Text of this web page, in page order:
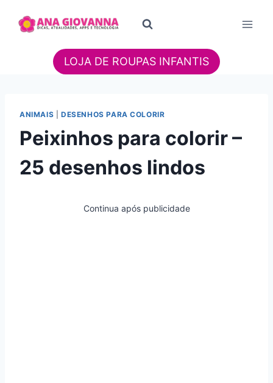
para
LOJA DE ROUPAS INFANTIS
ANIMAIS DESENHOS PARA COLORIR
Peixinhos para colorir –
25 desenhos lindos
Continua após publicidade